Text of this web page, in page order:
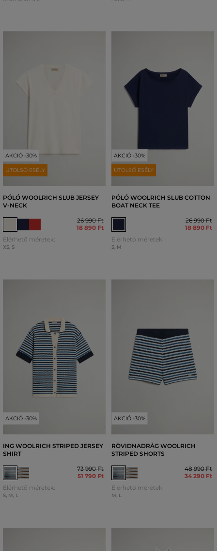
AKCIÓ -30%
UTOLSÓ ESÉLY
PÓLÓ WOOLRICH SLUB JERSEY
V-NECK
26 990 Ft
18 890 Ft
Elérhető méretek:
XS, S
AKCIÓ -30%
UTOLSÓ ESÉLY
PÓLÓ WOOLRICH SLUB COTTON
BOAT NECK TEE
26 990 Ft
18 890 Ft
Elérhető méretek:
S, M
AKCIÓ -30%
ING WOOLRICH STRIPED JERSEY
SHIRT
73 990 Ft
51 790 Ft
Elérhető méretek:
S, M, L
AKCIÓ -30%
RÖVIDNADRÁG WOOLRICH
STRIPED SHORTS
48 990 Ft
34 290 Ft
Elérhető méretek:
M, L